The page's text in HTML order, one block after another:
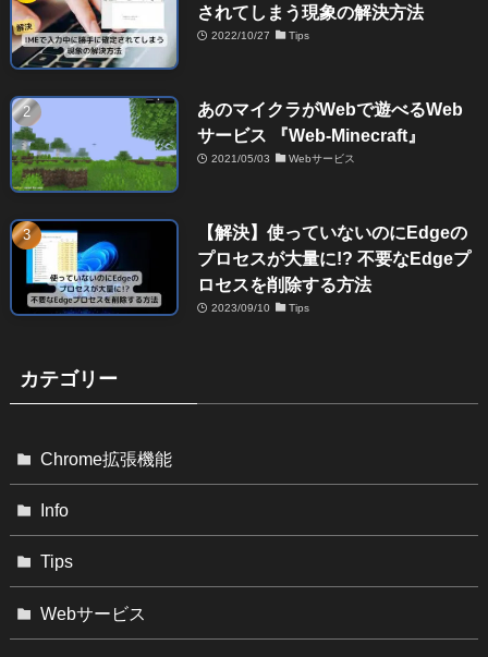
されてしまう現象の解決方法
2022/10/27 Tips
あのマイクラがWebで遊べるWeb
サービス 『Web-Minecraft』
2021/05/03 Webサービス
【解決】使っていないのにEdgeの
プロセスが大量に!? 不要なEdgeプ
ロセスを削除する方法
2023/09/10 Tips
カテゴリー
Chrome拡張機能
Info
Tips
Webサービス